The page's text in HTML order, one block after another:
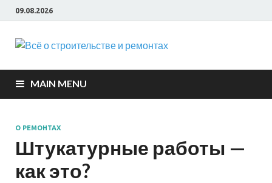
09.08.2026
Всё о
MAIN MENU
О РЕМОНТАХ
Штукатурные работы —
как это?